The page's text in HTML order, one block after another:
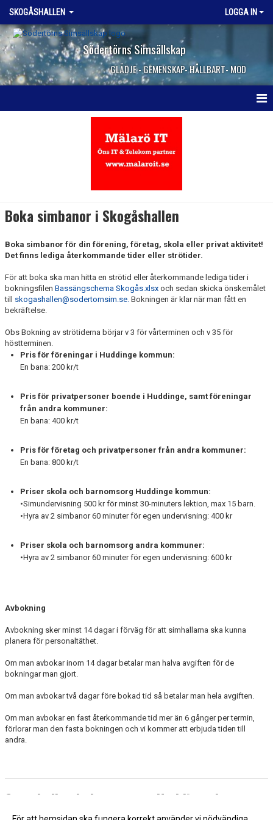
SKOGÅSHALLEN LOGGA IN
Södertörns Simsällskap
GLÄDJE - GEMENSKAP- HÅLLBART- MOD
PENSIONÄRSIM
SKOLSIM
KONTAKT
UTESIMSKOLA
BOKA SIMHALL OCH SPORTHALL
Boka simbanor i Skogåshallen
Boka simbanor för din förening, företag, skola eller privat aktivitet!
Det finns lediga återkommande tider eller strötider.
För att boka ska man hitta en strötid eller återkommande lediga tider i
bokningsfilen Bassängschema Skogås.xlsx och sedan skicka önskemålet
till skogashallen@sodertornsim.se. Bokningen är klar när man fått en
bekräftelse.
Obs Bokning av strötiderna börjar v 3 för vårterminen och v 35 för
höstterminen.
Pris för föreningar i Huddinge kommun:
En bana: 200 kr/t
Pris för privatpersoner boende i Huddinge, samt föreningar
från andra kommuner:
En bana: 400 kr/t
Pris för företag och privatpersoner från andra kommuner:
En bana: 800 kr/t
Priser skola och barnomsorg Huddinge kommun:
•Simundervisning 500 kr för minst 30-minuters lektion, max 15 barn.
•Hyra av 2 simbanor 60 minuter för egen undervisning: 400 kr
Priser skola och barnomsorg andra kommuner:
•Hyra av 2 simbanor 60 minuter för egen undervisning: 600 kr
Avbokning
Avbokning sker minst 14 dagar i förväg för att simhallarna ska kunna
planera för personaltäthet.
Om man avbokar inom 14 dagar betalar man halva avgiften för de
bokningar man gjort.
Om man avbokar två dagar före bokad tid så betalar man hela avgiften.
Om man avbokar en fast återkommande tid mer än 6 gånger per termin,
förlorar man den fasta bokningen och vi kommer att erbjuda tiden till
andra.
Sporthallen bokas genom Huddinge kommun
Klicka på länken:Huddinge kommun - Bokning